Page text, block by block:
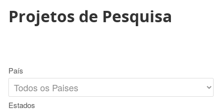
Projetos de Pesquisa
País
Estados